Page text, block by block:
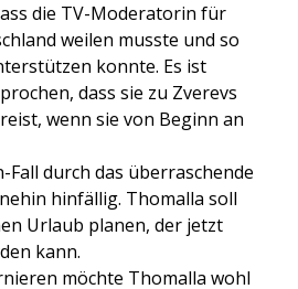
die TV-Moderatorin für
weilen musste und so
konnte. Es ist
dass sie zu Zverevs
wenn sie von Beginn an
Fall durch das überraschende
hinfällig. Thomalla soll
Urlaub planen, der jetzt
kann.
möchte Thomalla wohl